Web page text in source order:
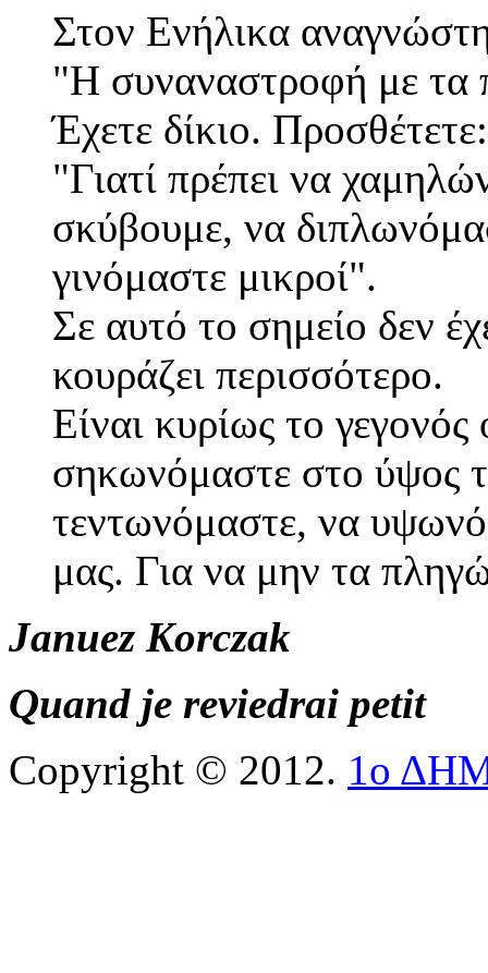
Στον Ενήλικα
"Η συναναστροφή με τα
Έχετε δίκιο. Προσθέτετε:
"Γιατί πρέπει να
σκύβουμε, να
γινόμαστε μικροί".
Σε αυτό το σημείο δεν
κουράζει περισσότερο.
Είναι κυρίως το
σηκωνόμαστε στο ύψος
τεντωνόμαστε, να
μας. Για να μην τα
Januez Korczak
Quand je reviedrai petit
Copyright © 2012. 1ο